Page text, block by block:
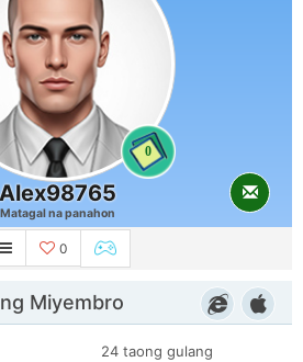
0
Alex98765
na panahon
0
Miyembro
24 taong gulang